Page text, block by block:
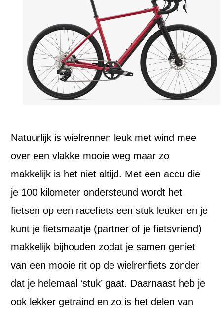
Natuurlijk is wielrennen leuk met wind mee
over een vlakke mooie weg maar zo
makkelijk is het niet altijd. Met een accu die
je 100 kilometer ondersteund wordt het
fietsen op een racefiets een stuk leuker en je
kunt je fietsmaatje (partner of je fietsvriend)
makkelijk bijhouden zodat je samen geniet
van een mooie rit op de wielrenfiets zonder
dat je helemaal ‘stuk’ gaat. Daarnaast heb je
ook lekker getraind en zo is het delen van